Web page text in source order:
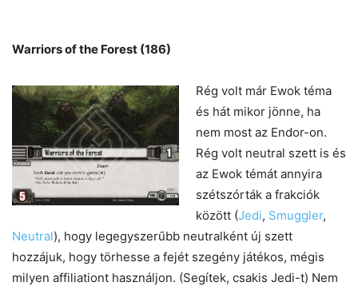
Warriors of the Forest (186)
Rég volt már Ewok téma
és hát mikor jönne, ha
nem most az Endor-on.
Rég volt neutral szett is és
az Ewok témát annyira
szétszórták a frakciók
között (Jedi, Smuggler,
Neutral), hogy legegyszerűbb neutralként új szett
hozzájuk, hogy törhesse a fejét szegény játékos, mégis
milyen affiliationt használjon. (Segítek, csakis Jedi-t) Nem